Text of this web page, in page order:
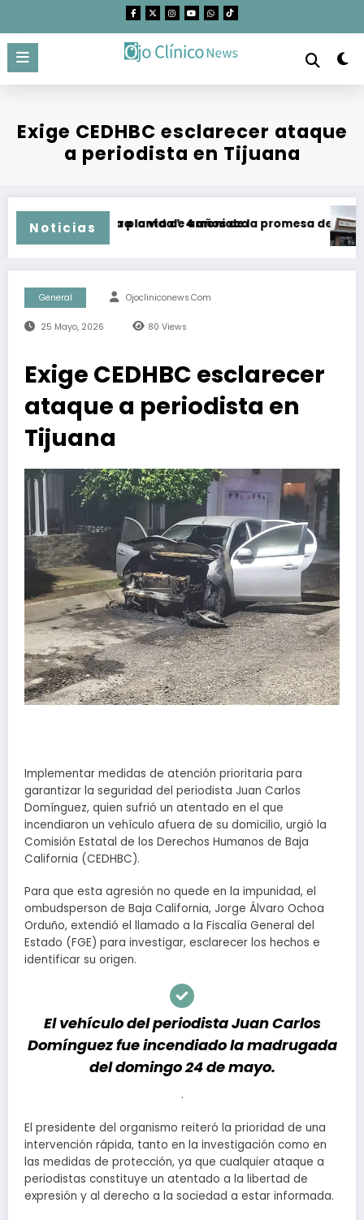
contenido
Exige CEDHBC esclarecer ataque
a periodista en Tijuana
Noticias
de mega planta de amoniaco
“Corredor para la vida”: 4 años de la promesa de dejar
General Ojocliniconews.com
25 Mayo, 2026 80 Views
Exige CEDHBC esclarecer
ataque a periodista en
Tijuana
Implementar medidas de atención prioritaria para
garantizar la seguridad del periodista Juan Carlos
Domínguez, quien sufrió un atentado en el que
incendiaron un vehículo afuera de su domicilio, urgió la
Comisión Estatal de los Derechos Humanos de Baja
California (CEDHBC).
Para que esta agresión no quede en la impunidad, el
ombudsperson de Baja California, Jorge Álvaro Ochoa
Orduño, extendió el llamado a la Fiscalía General del
Estado (FGE) para investigar, esclarecer los hechos e
identificar su origen.
El vehículo del periodista Juan Carlos
Domínguez fue incendiado la madrugada
del domingo 24 de mayo.
.
El presidente del organismo reiteró la prioridad de una
intervención rápida, tanto en la investigación como en
las medidas de protección, ya que cualquier ataque a
periodistas constituye un atentado a la libertad de
expresión y al derecho a la sociedad a estar informada.